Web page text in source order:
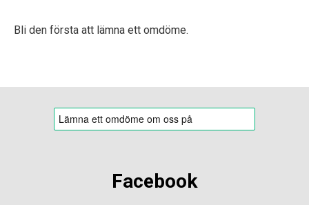
Bli den första att lämna ett omdöme.
Facebook